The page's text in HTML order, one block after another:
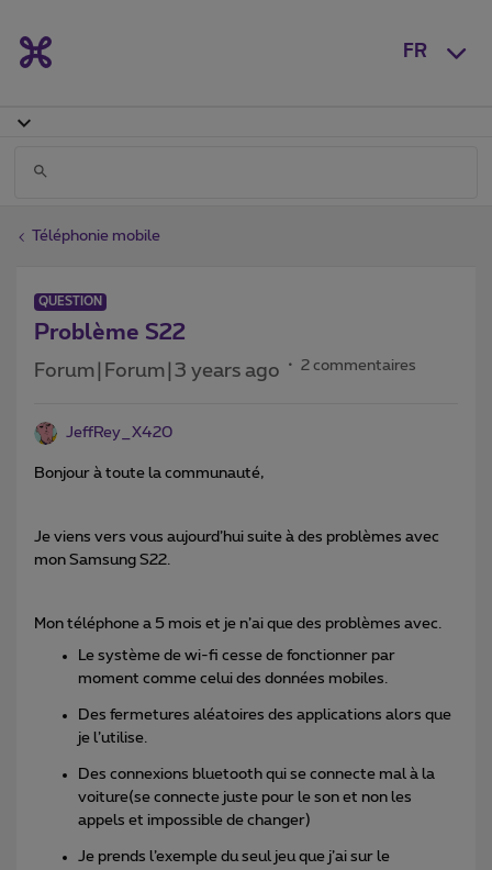
FR
Téléphonie mobile
QUESTION
Problème S22
Forum|Forum|3 years ago 2 commentaires
JeffRey_X420
Bonjour à toute la communauté,
Je viens vers vous aujourd’hui suite à des problèmes avec
mon Samsung S22.
Mon téléphone a 5 mois et je n’ai que des problèmes avec.
Le système de wi-fi cesse de fonctionner par
moment comme celui des données mobiles.
Des fermetures aléatoires des applications alors que
je l’utilise.
Des connexions bluetooth qui se connecte mal à la
voiture(se connecte juste pour le son et non les
appels et impossible de changer)
Je prends l’exemple du seul jeu que j’ai sur le